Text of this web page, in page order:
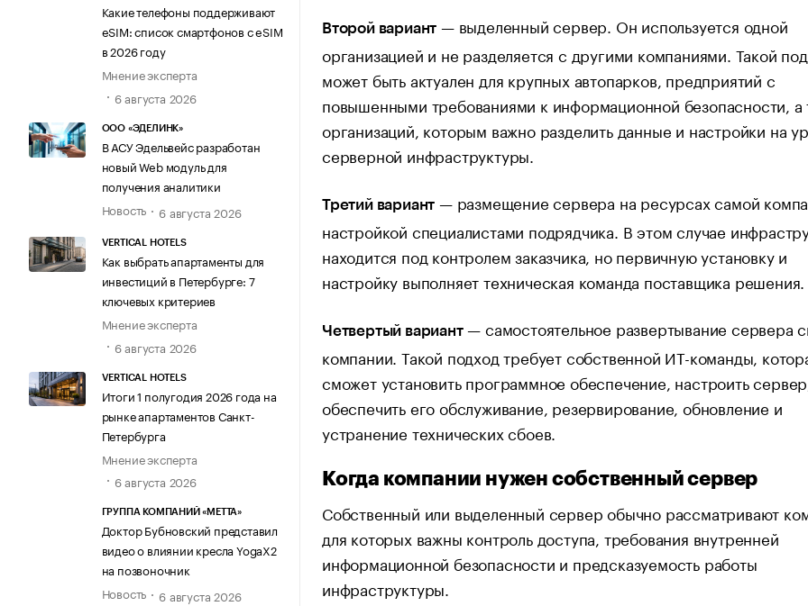
Какие телефоны поддерживают
eSIM: список смартфонов с eSIM
в 2026 году
Мнение эксперта
6 августа 2026
ООО «ЭДЕЛИНК»
В АСУ Эдельвейс разработан
новый Web модуль для
получения аналитики
Новость
6 августа 2026
VERTICAL HOTELS
Как выбрать апартаменты для
инвестиций в Петербурге: 7
ключевых критериев
Мнение эксперта
6 августа 2026
VERTICAL HOTELS
Итоги 1 полугодия 2026 года на
рынке апартаментов Санкт-
Петербурга
Мнение эксперта
6 августа 2026
ГРУППА КОМПАНИЙ «МЕТТА»
Доктор Бубновский представил
видео о влиянии кресла YogaX2
на позвоночник
Новость
6 августа 2026
Второй вариант — выделенный сервер. Он используется одной
организацией и не разделяется с другими компаниями. Такой
может быть актуален для крупных автопарков, предприятий с
повышенными требованиями к информационной безопасности, а
организаций, которым важно разделить данные и настройки на
серверной инфраструктуры.
Третий вариант — размещение сервера на ресурсах самой
настройкой специалистами подрядчика. В этом случае
находится под контролем заказчика, но первичную установку и
настройку выполняет техническая команда поставщика решения.
Четвертый вариант— самостоятельное развертывание сервера
компании. Такой подход требует собственной ИТ-команды,
сможет установить программное обеспечение, настроить сервер,
обеспечить его обслуживание, резервирование, обновление и
устранение технических сбоев.
Когда компании нужен собственный сервер
Собственный или выделенный сервер обычно рассматривают
для которых важны контроль доступа, требования внутренней
информационной безопасности и предсказуемость работы
инфраструктуры.